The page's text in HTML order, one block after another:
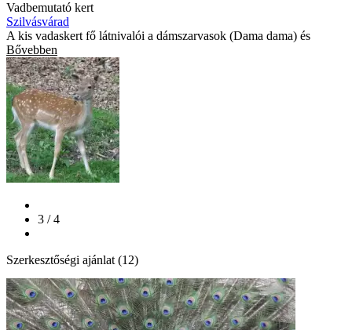
Vadbemutató kert
Szilvásvárad
A kis vadaskert fő látnivalói a dámszarvasok (Dama dama) és
Bővebben
3 / 4
Szerkesztőségi ajánlat (12)